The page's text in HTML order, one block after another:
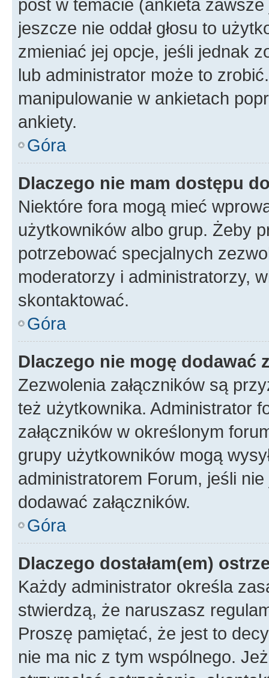
post w temacie (ankieta
jeszcze nie oddał głosu to
zmieniać jej opcje, jeśli jednak
lub administrator może to
manipulowanie w ankietach
ankiety.
Góra
Dlaczego nie mam dostępu
Niektóre fora mogą mieć
użytkowników albo grup. Żeby
potrzebować specjalnych
moderatorzy i administratorzy,
skontaktować.
Góra
Dlaczego nie mogę dodawać
Zezwolenia załączników są
też użytkownika. Administrator
załączników w określonym
grupy użytkowników mogą
administratorem Forum, jeśli
dodawać załączników.
Góra
Dlaczego dostałam(em)
Każdy administrator określa
stwierdzą, że naruszasz
Proszę pamiętać, że jest to
nie ma nic z tym wspólnego.